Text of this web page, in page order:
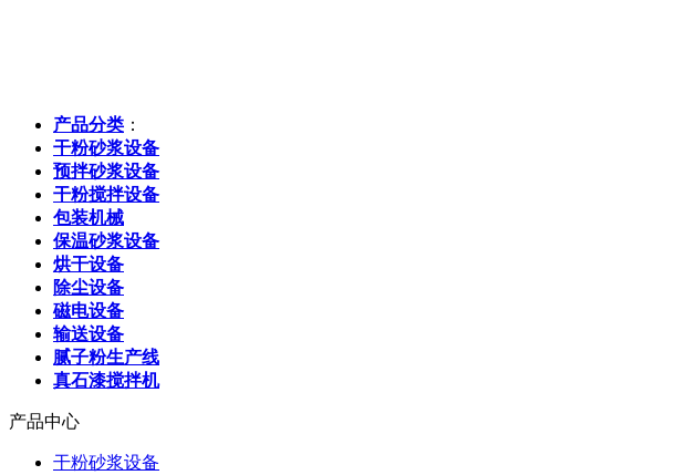
产品分类 ：
干粉砂浆设备
预拌砂浆设备
干粉搅拌设备
包装机械
保温砂浆设备
烘干设备
除尘设备
磁电设备
输送设备
腻子粉生产线
真石漆搅拌机
产品中心
干粉砂浆设备